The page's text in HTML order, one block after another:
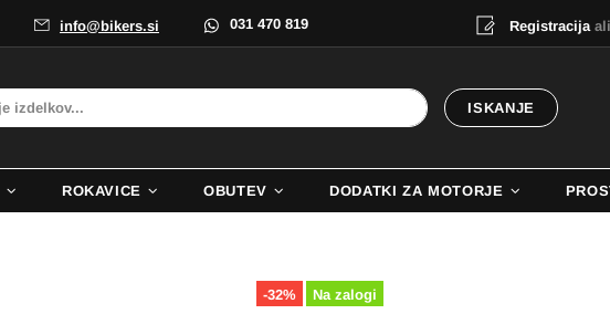
info@bikers.si 031 470 819 Registracija ali
ISKANJE
ROKAVICE OBUTEV DODATKI ZA MOTORJE
-32% Na zalogi